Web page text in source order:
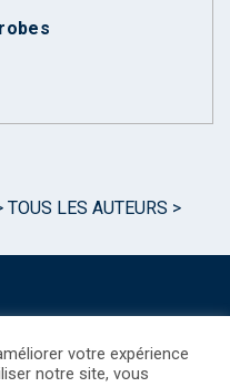
TOUS LES AUTEURS >
votre expérience
notre site, vous